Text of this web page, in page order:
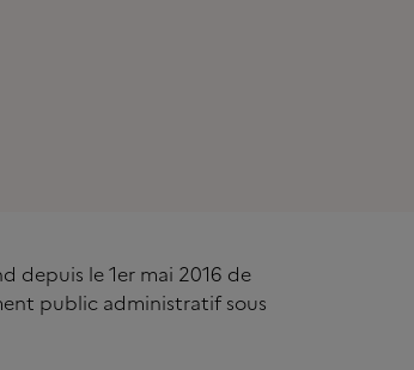
depuis le 1er mai 2016 de
public administratif sous